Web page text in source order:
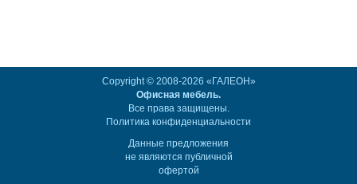
Copyright © 2008-2026 «ГАЛЕОН»
Офисная мебель.
Все права защищены.
Политика конфиденциальности
Данные предложения
не являются публичной
офертой